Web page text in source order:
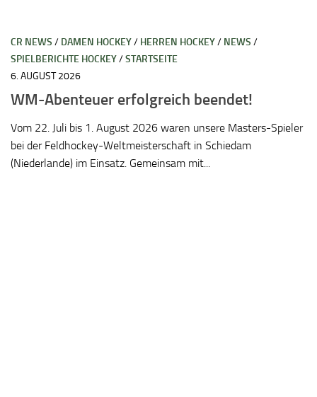
CR NEWS / DAMEN HOCKEY/ HERREN HOCKEY/ NEWS /
SPIELBERICHTE HOCKEY/STARTSEITE
6. AUGUST 2026
WM-Abenteuer erfolgreich beendet!
Vom 22. Juli bis 1. August 2026 waren unsere Masters-Spieler
bei der Feldhockey-Weltmeisterschaft in Schiedam
(Niederlande) im Einsatz. Gemeinsam mit...